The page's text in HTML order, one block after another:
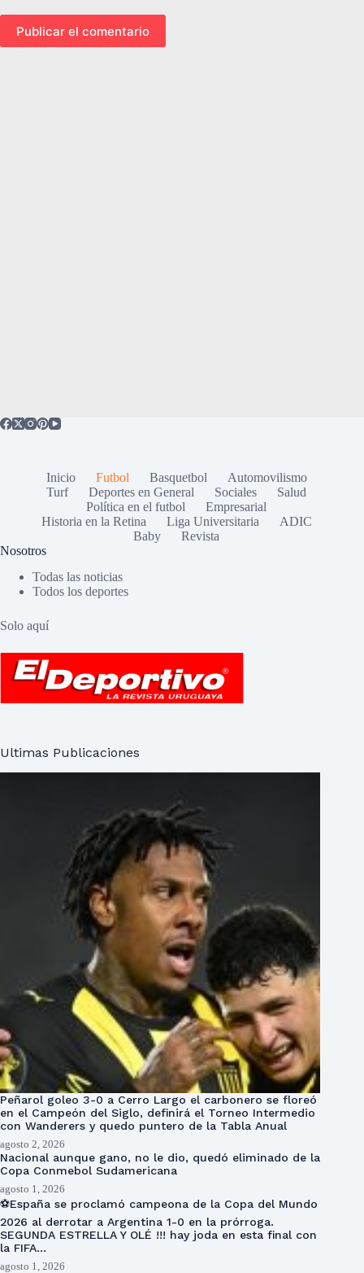
Publicar el comentario
Inicio Futbol Basquetbol
Automovilismo
Turf
Deportes en General Sociales
Salud
Política en el futbol
Empresarial
Historia en la Retina
Liga Universitaria
ADIC
Baby
Revista
Nosotros
Todas las noticias
Todos los deportes
Solo aquí
Ultimas Publicaciones
Peñarol goleo 3-0 a Cerro Largo el carbonero se floreó
en el Campeón del Siglo, definirá el Torneo Intermedio
con Wanderers y quedo puntero de la Tabla Anual
agosto 2, 2026
Nacional aunque gano, no le dio, quedó eliminado de la
Copa Conmebol Sudamericana
agosto 1, 2026
⚽España se proclamó campeona de la Copa del Mundo
2026 al derrotar a Argentina 1-0 en la prórroga.
SEGUNDA ESTRELLA Y OLÉ !!! hay joda en esta final con
la FIFA…
agosto 1, 2026